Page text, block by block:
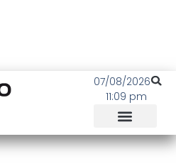
07/08/2026
11:09 pm